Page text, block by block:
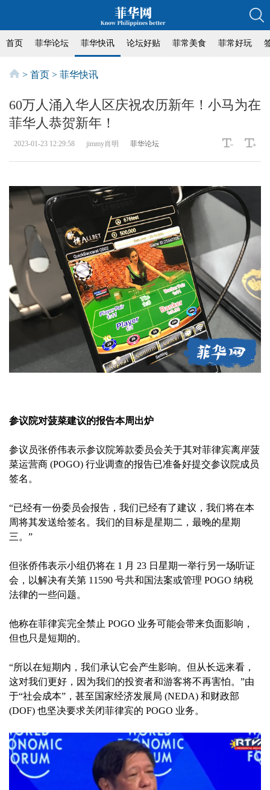
首页 菲华论坛 菲华快讯 论坛好贴 菲常美食 菲常好玩
> 首页 > 菲华快讯
60万人涌入华人区庆祝农历新年！小马为在
菲华人恭贺新年！
2023-01-23 12:29:58 jimmy肖明 菲华论坛
参议院对菠菜建议的报告本周出炉
参议员张侨伟表示参议院筹款委员会关于其对菲律宾离岸菠
菜运营商 (POGO) 行业调查的报告已准备好提交参议院成员
签名。
“已经有一份委员会报告，我们已经有了建议，我们将在本
周将其发送给签名。我们的目标是星期二，最晚的星期
三。”
但张侨伟表示小组仍将在 1 月 23 日星期一举行另一场听证
会，以解决有关第 11590 号共和国法案或管理 POGO 纳税
法律的一些问题。
他称在菲律宾完全禁止 POGO 业务可能会带来负面影响，
但也只是短期的。
“所以在短期内，我们承认它会产生影响。但从长远来看，
这对我们更好，因为我们的投资者和游客将不再害怕。”由
于“社会成本”，甚至国家经济发展局 (NEDA) 和财政部
(DOF) 也坚决要求关闭菲律宾的 POGO 业务。